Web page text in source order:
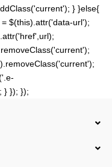
} }else{
$(this).attr('data-url');
} }); });